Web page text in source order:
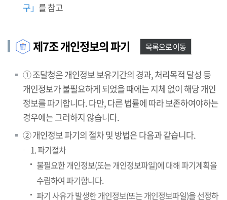
구」 를 참고
제7조 개인정보의 파기 목록으로 이동
① 조달청은 개인정보 보유기간의 경과, 처리목적 달성 등
개인정보가 불필요하게 되었을 때에는 지체 없이 해당 개인
정보를 파기합니다. 다만, 다른 법률에 따라 보존하여야하는
경우에는 그러하지 않습니다.
② 개인정보 파기의 절차 및 방법은 다음과 같습니다.
1. 파기절차
불필요한 개인정보(또는 개인정보파일)에 대해 파기계획을
수립하여 파기합니다.
파기 사유가 발생한 개인정보(또는 개인정보파일)을 선정하